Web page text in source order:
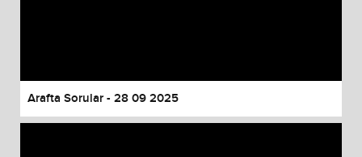
Arafta Sorular - 28 09 2025